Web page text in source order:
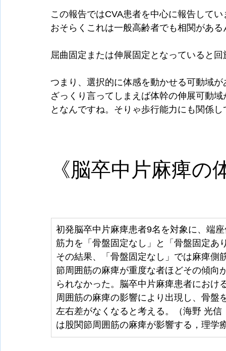
この報告ではCVA患者を中心に報告してい
おそらくこれは一般高齢者でも相関があ
屈曲固定または伸展固定となっていると
つまり、選択的に体感を動かせる可動域
ざっくり言ってしまえば体幹の伸展可動
となんですね。そりゃ歩行能力にも関係
《脳卒中片麻痺の
初発脳卒中片麻痺患者9名を対象に、端
筋力を「骨盤固定なし」と「骨盤固定あ
その結果、「骨盤固定なし」では麻痺側
節周囲筋の麻痺が重度な者ほどその傾向
られなかった。脳卒中片麻痺患者におけ
周囲筋の麻痺の影響により出現し、骨盤
左右差がなくなると考える。（海野 光
は股関節周囲筋の麻痺が影響する，理学